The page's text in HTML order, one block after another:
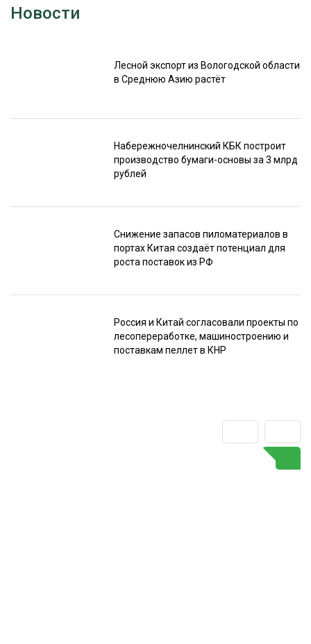
Новости
Лесной экспорт из Вологодской области
в Среднюю Азию растёт
Набережночелнинский КБК построит
производство бумаги-основы за 3 млрд
рублей
Снижение запасов пиломатериалов в
портах Китая создаёт потенциал для
роста поставок из РФ
Россия и Китай согласовали проекты по
лесопереработке, машиностроению и
поставкам пеллет в КНР